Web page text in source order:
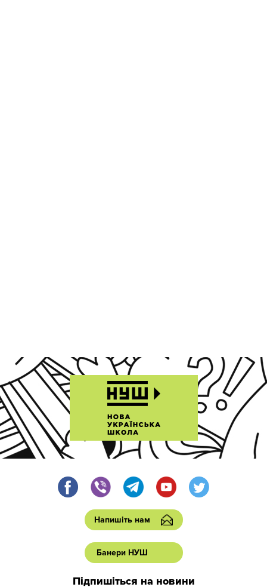
Напишіть нам
Банери НУШ
Підпишіться на новини